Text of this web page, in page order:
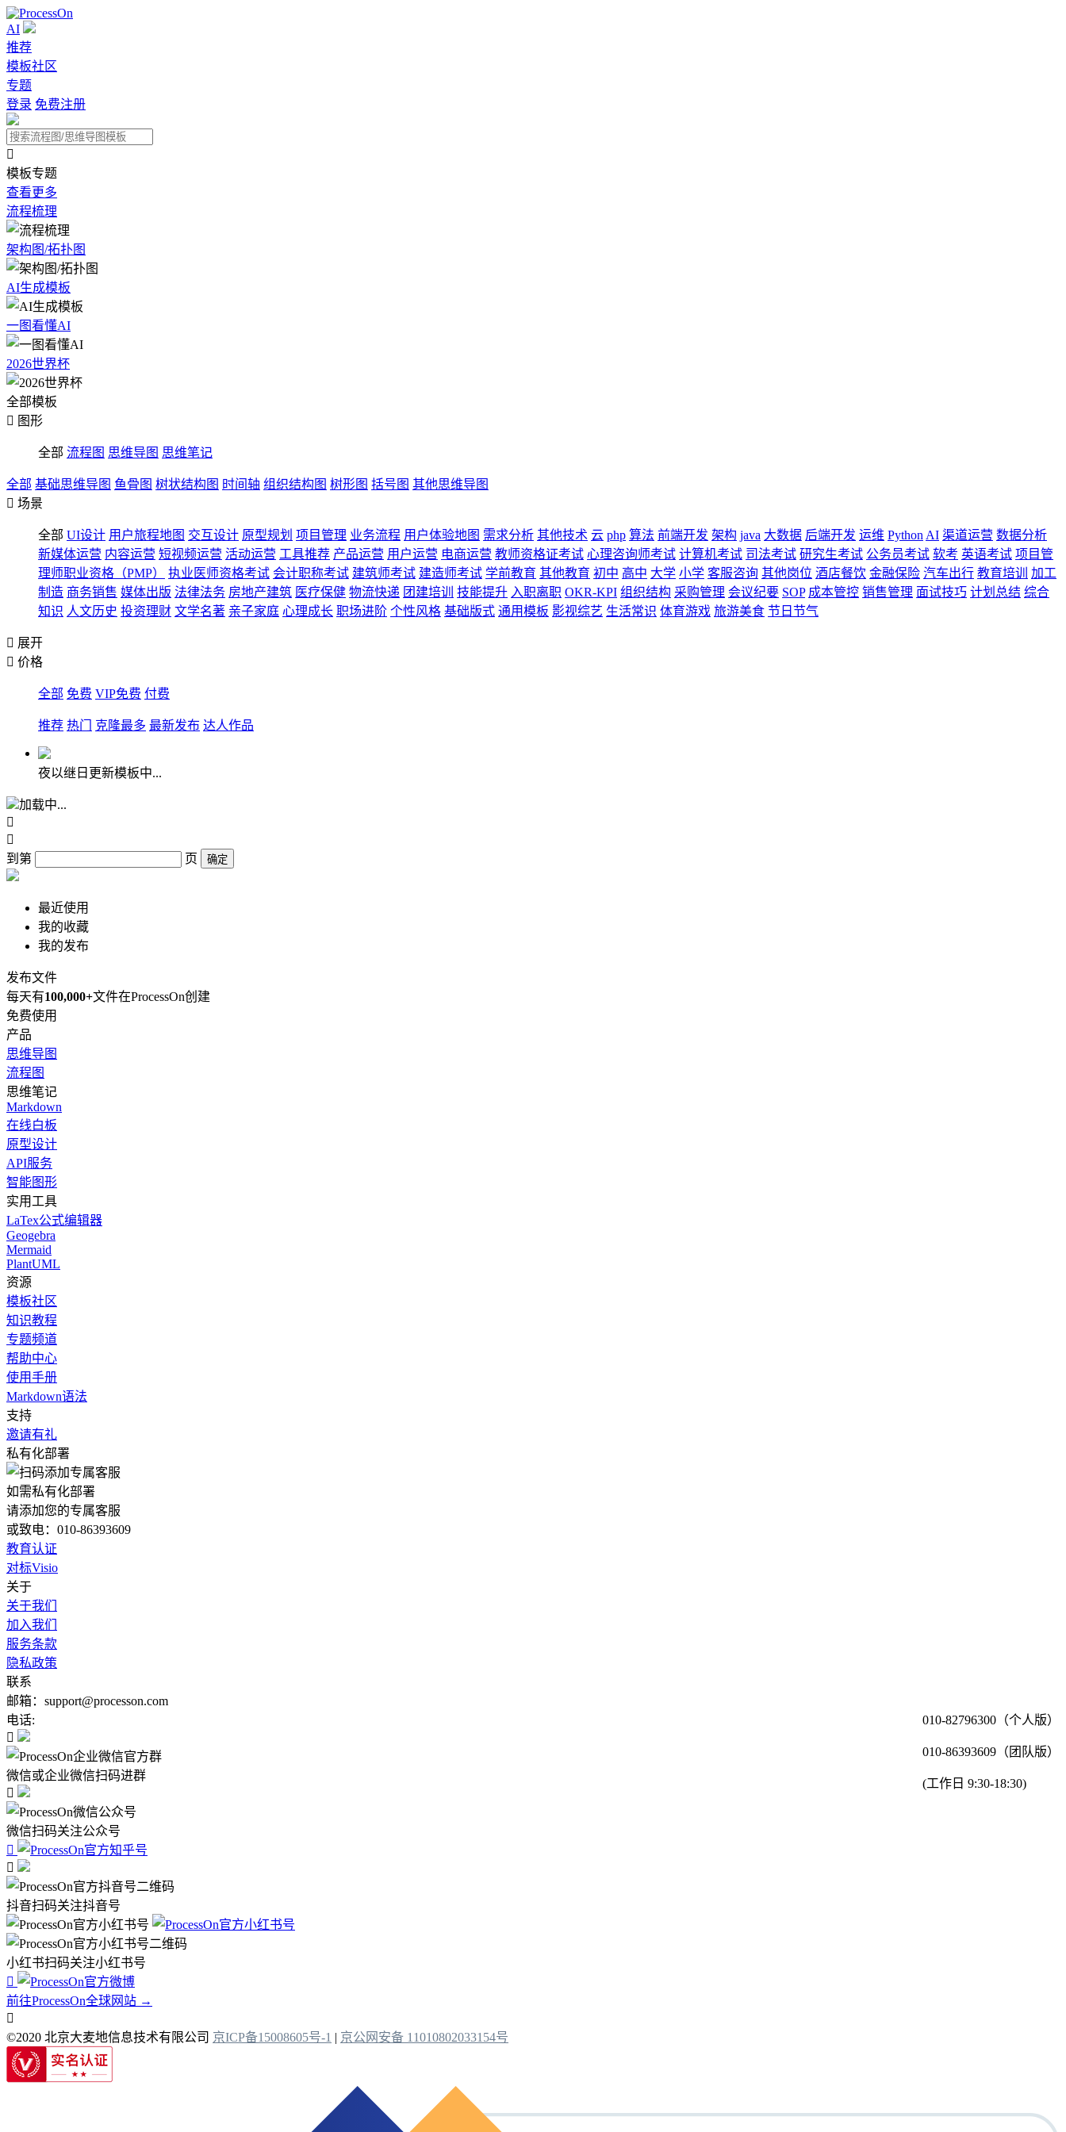
AI
推荐
模板社区
专题
登录 免费注册

模板专题
查看更多
流程梳理
架构图/拓扑图
AI生成模板
一图看懂AI
2026世界杯
全部模板
 图形
全部 流程图 思维导图 思维笔记
全部 基础思维导图 鱼骨图 树状结构图 时间轴 组织结构图 树形图 括号图 其他思维导图
 场景
全部 UI设计 用户旅程地图 交互设计 原型规划 项目管理 业务流程 用户体验地图 需求分析 其他技术 云 php 算法 前端开发 架构 java 大数据 后端开发 运维 Python AI 渠道运营 数据分析
新媒体运营 内容运营 短视频运营 活动运营 工具推荐 产品运营 用户运营 电商运营 教师资格证考试 心理咨询师考试 计算机考试 司法考试 研究生考试 公务员考试 软考 英语考试 项目管
理师职业资格（PMP）
执业医师资格考试 会计职称考试 建筑师考试 建造师考试 学前教育 其他教育 初中 高中 大学 小学 客服咨询 其他岗位 酒店餐饮 金融保险 汽车出行 教育培训
加工
制造 商务销售 媒体出版 法律法务 房地产建筑 医疗保健 物流快递 团建培训 技能提升 入职离职 OKR-KPI 组织结构 采购管理 会议纪要 SOP 成本管控 销售管理 面试技巧 计划总结 综合
知识 人文历史 投资理财 文学名著 亲子家庭 心理成长 职场进阶 个性风格 基础版式 通用模板 影视综艺 生活常识 体育游戏 旅游美食 节日节气
 展开
 价格
全部 免费 VIP免费 付费
推荐 热门 克隆最多 最新发布 达人作品
夜以继日更新模板中...
加载中...


到第
页 确定
最近使用
我的收藏
我的发布
发布文件
每天有100,000+文件在ProcessOn创建
免费使用
产品
思维导图
流程图
思维笔记
Markdown
在线白板
原型设计
API服务
智能图形
实用工具
LaTex公式编辑器
Geogebra
Mermaid
PlantUML
资源
模板社区
知识教程
专题频道
帮助中心
使用手册
Markdown语法
支持
邀请有礼
私有化部署
如需私有化部署
请添加您的专属客服
或致电：010-86393609
教育认证
对标Visio
关于
关于我们
加入我们
服务条款
隐私政策
联系
邮箱：support@processon.com
电话:
010-82796300（个人版）
010-86393609（团队版）
(工作日 9:30-18:30)

微信或企业微信扫码进群

微信扫码关注公众号


抖音扫码关注抖音号
小红书扫码关注小红书号

前往ProcessOn全球网站 →

©2020 北京大麦地信息技术有限公司 京ICP备15008605号-1 | 京公网安备 11010802033154号